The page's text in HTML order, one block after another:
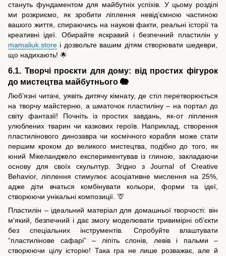
стануть фундаментом для майбутніх успіхів. У цьому розділі
ми розкриємо, як зробити ліплення невід’ємною частиною
вашого життя, спираючись на наукові факти, реальні історії та
креативні ідеї. Обирайте яскравий і безпечний пластилін у
mamaliuk.store і дозвольте вашим дітям створювати шедеври,
що надихають! 🌟
6.1. Творчі проєкти для дому: від простих фігурок
до мистецтва майбутнього 🐘
Люб’язні читачі, уявіть дитячу кімнату, де стіл перетворюється
на творчу майстерню, а шматочок пластиліну – на портал до
світу фантазії! Почніть із простих завдань, як-от ліплення
улюблених тварин чи казкових героїв. Наприклад, створення
пластилінового динозавра чи космічного корабля може стати
першим кроком до великого мистецтва, подібно до того, як
юний Мікеланджело експериментував із глиною, закладаючи
основу для своїх скульптур. Згідно з Journal of Creative
Behavior, ліплення стимулює асоціативне мислення на 25%,
адже діти вчаться комбінувати кольори, форми та ідеї,
створюючи унікальні композиції. 🦒
Пластилін – ідеальний матеріал для домашньої творчості: він
м’який, безпечний і дає змогу моделювати тривимірні об’єкти
без спеціальних інструментів. Спробуйте влаштувати
“пластилінове сафарі” – ліпіть слонів, левів і пальми –
створюючи цілу історію! Така гра не лише розважає, але й